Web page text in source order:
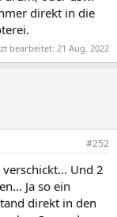
direkt in die
bearbeitet: 21 Aug. 2022
#252
Und 2
Ja so ein
direkt in den